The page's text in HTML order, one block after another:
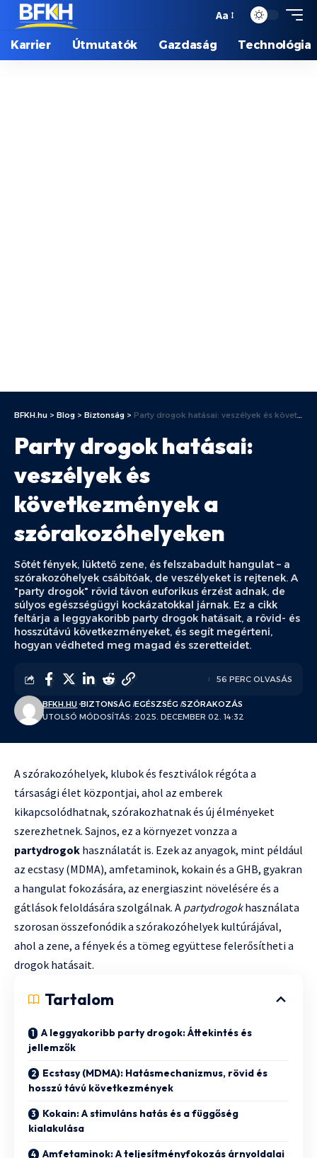
Aa
Karrier Útmutatók Gazdaság Technológia
BFKH.hu > Blog > Biztonság > Party drogok hatásai: veszélyek és következmények a szórakozóhelyeken
Party drogok hatásai:
veszélyek és
következmények a
szórakozóhelyeken
Sötét fények, lüktető zene, és felszabadult hangulat – a
szórakozóhelyek csábítóak, de veszélyeket is rejtenek. A
"party drogok" rövid távon euforikus érzést adnak, de
súlyos egészségügyi kockázatokkal járnak. Ez a cikk
feltárja a leggyakoribb party drogok hatásait, a rövid- és
hosszútávú következményeket, és segít megérteni,
hogyan védheted meg magad és szeretteidet.
UTOLSÓ MÓDOSÍTÁS: 2025. DECEMBER 02. 14:32
BFKH.HU BIZTONSÁG EGÉSZSÉG SZÓRAKOZÁS
56 PERC OLVASÁS
A szórakozóhelyek, klubok és fesztiválok régóta a
társasági élet központjai, ahol az emberek
kikapcsolódhatnak, szórakozhatnak és új élményeket
szerezhetnek. Sajnos, ez a környezet vonzza a
partydrogok használatát is. Ezek az anyagok, mint például
az ecstasy (MDMA), amfetaminok, kokain és a GHB, gyakran
a hangulat fokozására, az energiaszint növelésére és a
gátlások feloldására szolgálnak. A partydrogokhasználata
szorosan összefonódik a szórakozóhelyek kultúrájával,
ahol a zene, a fények és a tömeg együttese felerősítheti a
drogok hatásait.
Tartalom
A leggyakoribb party drogok: Áttekintés és
jellemzők
Ecstasy (MDMA): Hatásmechanizmus, rövid és
hosszú távú következmények
Kokain: A stimuláns hatás és a függőség
kialakulása
Amfetaminok: A teljesítményfokozás árnyoldalai